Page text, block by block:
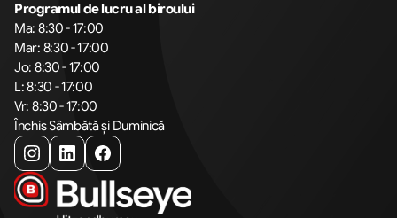
Programul de lucru al biroului
Ma: 8:30 - 17:00
Mar: 8:30 - 17:00
Jo: 8:30 - 17:00
L: 8:30 - 17:00
Vr: 8:30 - 17:00
Închis Sâmbătă și Duminică